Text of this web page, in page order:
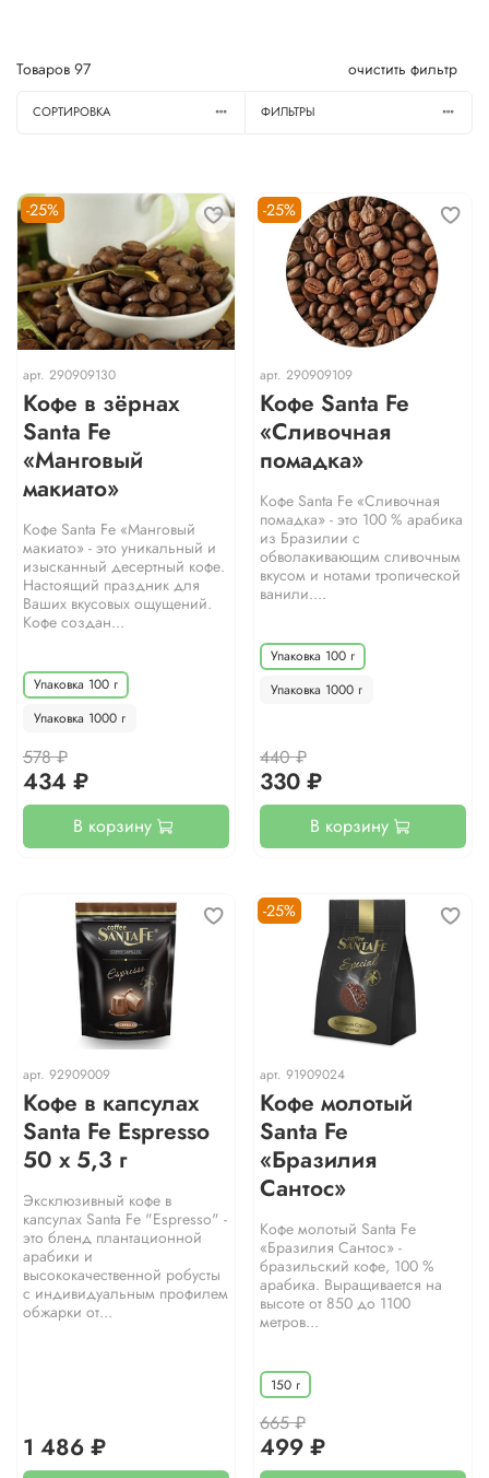
Товаров 97 очистить фильтр
СОРТИРОВКА ФИЛЬТРЫ
-25%
арт. 290909130
Кофе в зёрнах
Santa Fe
«Манговый
макиато»
Кофе Santa Fe «Манговый
макиато» - это уникальный и
изысканный десертный кофе.
Настоящий праздник для
Ваших вкусовых ощущений.
Кофе создан...
Упаковка 100 г
Упаковка 1000 г
578 ₽
434 ₽
В корзину
-25%
арт. 290909109
Кофе Santa Fe
«Сливочная
помадка»
Кофе Santa Fe «Сливочная
помадка» - это 100 % арабика
из Бразилии с
обволакивающим сливочным
вкусом и нотами тропической
ванили....
Упаковка 100 г
Упаковка 1000 г
440 ₽
330 ₽
В корзину
арт. 92909009
Кофе в капсулах
Santa Fe Espresso
50 х 5,3 г
Эксклюзивный кофе в
капсулах Santa Fe "Espresso" -
это бленд плантационной
арабики и
высококачественной робусты
с индивидуальным профилем
обжарки от...
1 486 ₽
-25%
арт. 91909024
Кофе молотый
Santa Fe
«Бразилия
Сантос»
Кофе молотый Santa Fe
«Бразилия Сантос» -
бразильский кофе, 100 %
арабика. Выращивается на
высоте от 850 до 1100
метров...
150 г
665 ₽
499 ₽